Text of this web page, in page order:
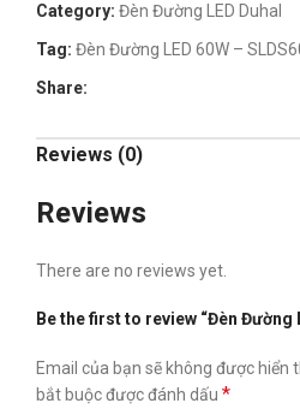
Category: Đèn Đường LED Duhal
Tag: Đèn Đường LED 60W –
Share:
Reviews (0)
Reviews
There are no reviews yet.
Be the first to review “Đèn Đường
Email của bạn sẽ không được hiển
bắt buộc được đánh dấu *